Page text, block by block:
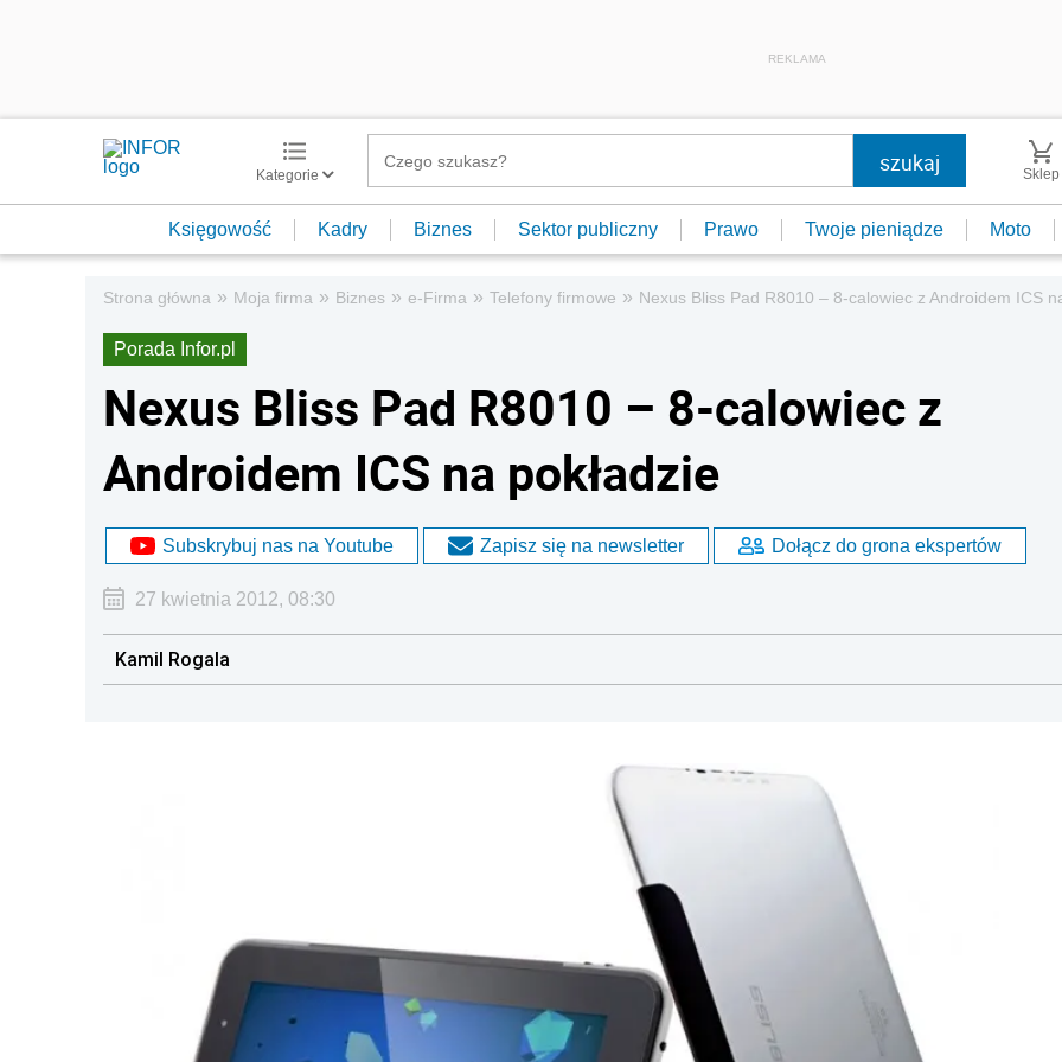
REKLAMA
Kategorie Sklep
Księgowość Kadry Biznes Sektor publiczny Prawo Twoje pieniądze Moto
Strona główna » Moja firma » Biznes » e-Firma » Telefony firmowe » Nexus Bliss Pad R8010 – 8-calowiec z Androidem ICS
Porada Infor.pl
Nexus Bliss Pad R8010 – 8-calowiec z
Androidem ICS na pokładzie
Subskrybuj nas na Youtube Zapisz się na newsletter Dołącz do grona ekspertów
27 kwietnia 2012, 08:30
Kamil Rogala